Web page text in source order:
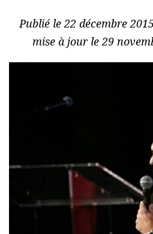
Publié le 22 décembre
mise à jour le 29